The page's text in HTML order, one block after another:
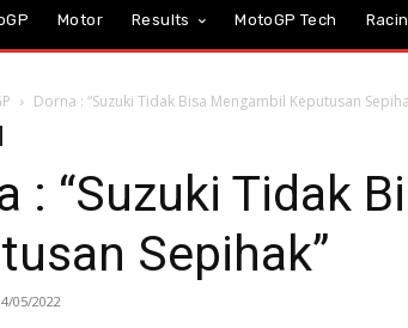
Motor Results MotoGP Tech
Dorna : “Suzuki Tidak Bisa Mengambil Keputusan
: “Suzuki Tidak
Sepihak”
05/2022